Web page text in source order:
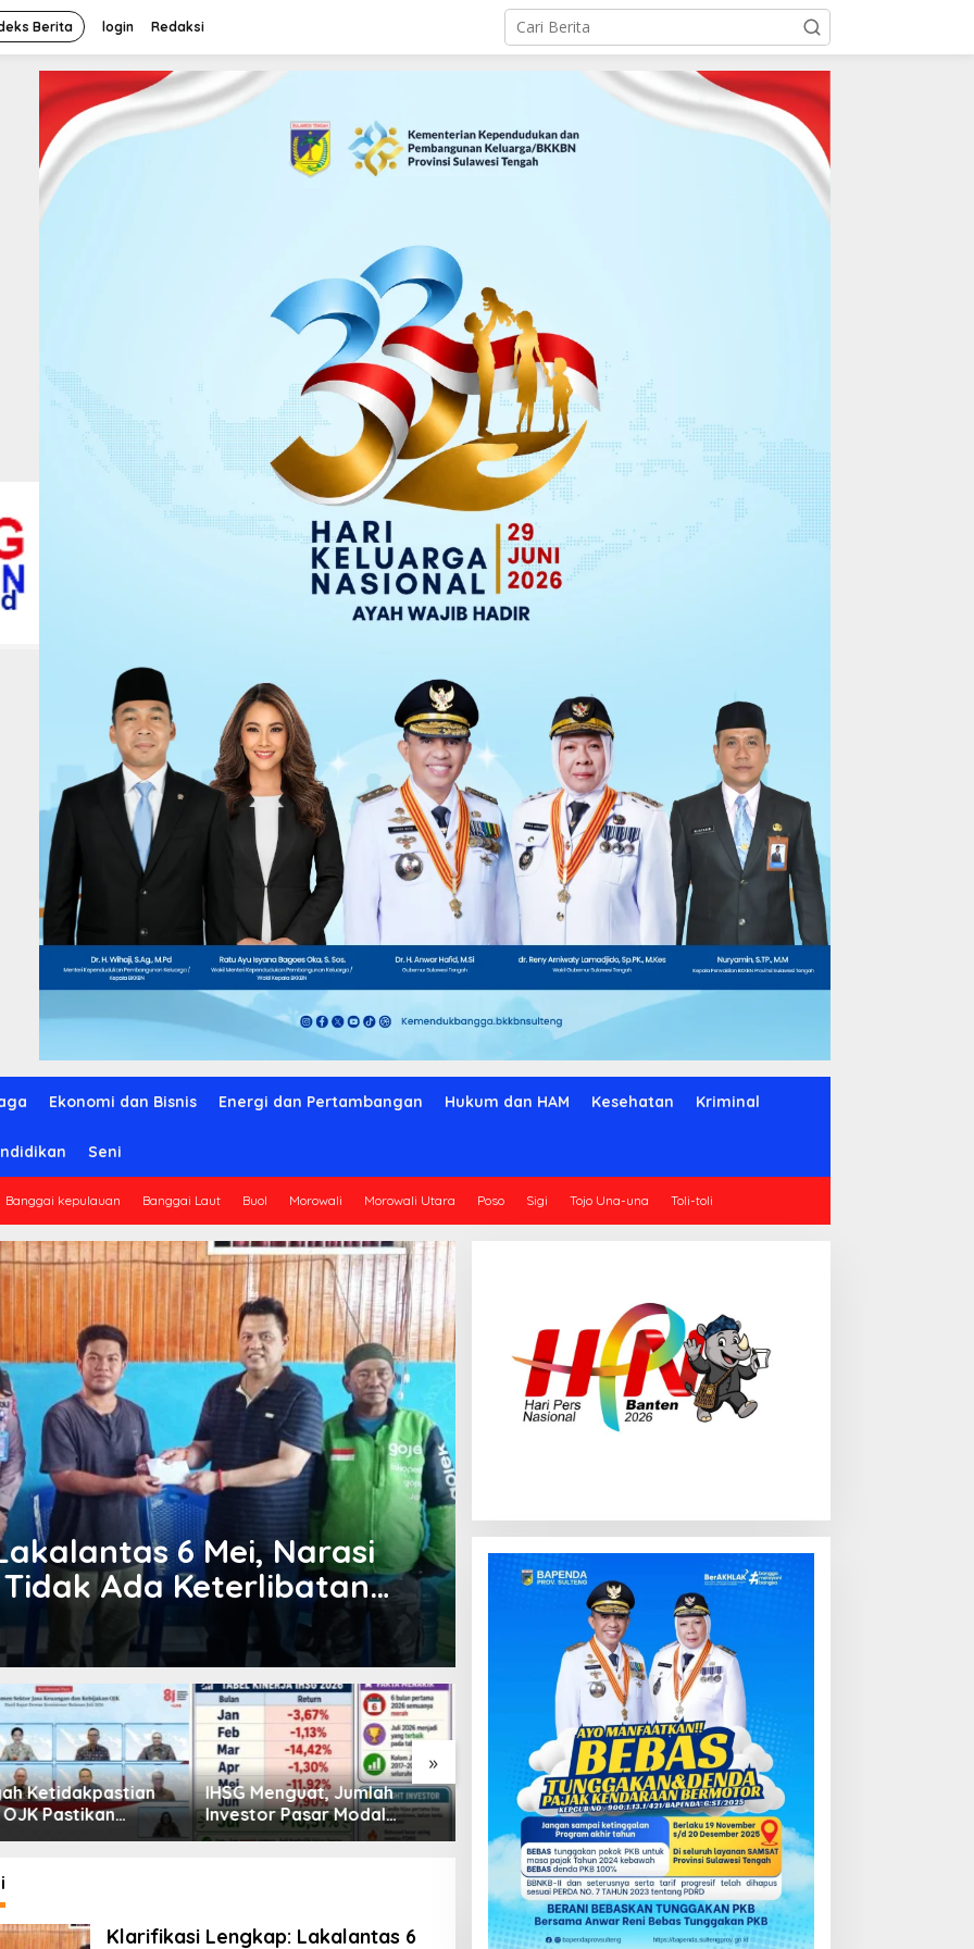
Berita login Redaksi
Ekonomi dan Bisnis Energi dan Pertambangan Hukum dan HAM Kesehatan Kriminal
Seni
Banggai kepulauan Banggai Laut Buol Morowali Morowali Utara Poso Sigi Tojo Una-una Toli-toli
6 Mei, Narasi
Tidak Ada Keterlibatan
»
Jumlah
Pasar Modal
Pembiayaan Tumbuh
Positif, Ini Kondisi Terkini
Sektor PVML hingga Juni
Kondisi Perkembangan
Sektor Asuransi,
Penjaminan dan Dana
Pensiun Juni 2026
Kredit Perbankan Tumbuh
12,67 Persen, Kualitas Aset
dan Ketahanan Modal
Tetap Kokoh Juni 2026
Klarifikasi Lengkap: Lakalantas 6